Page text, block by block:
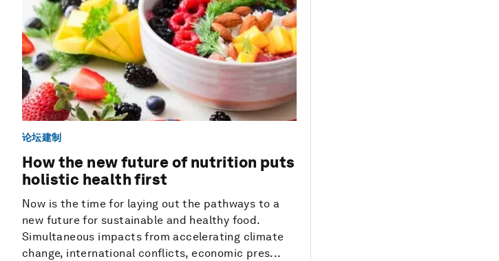
论坛建制
How the new future of nutrition puts
holistic health first
Now is the time for laying out the pathways to a
new future for sustainable and healthy food.
Simultaneous impacts from accelerating climate
change, international conflicts, economic pres...